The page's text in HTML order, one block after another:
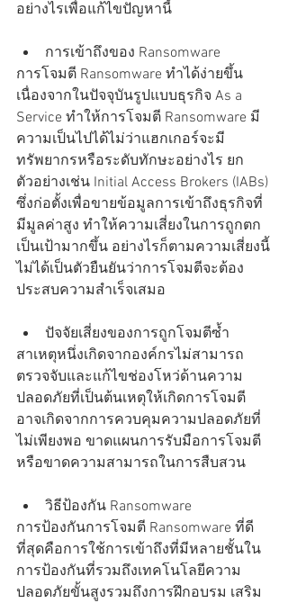
อย่างไรเพื่อแก้ไขปัญหานี้
การเข้าถึงของ Ransomware
การโจมตี Ransomware ทำได้ง่ายขึ้น
เนื่องจากในปัจจุบันรูปแบบธุรกิจ As a
Service ทำให้การโจมตี Ransomware มี
ความเป็นไปได้ไม่ว่าแฮกเกอร์จะมี
ทรัพยากรหรือระดับทักษะอย่างไร ยก
ตัวอย่างเช่น Initial Access Brokers (IABs)
ซึ่งก่อตั้งเพื่อขายข้อมูลการเข้าถึงธุรกิจที่
มีมูลค่าสูง ทำให้ความเสี่ยงในการถูกตก
เป็นเป้ามากขึ้น อย่างไรก็ตามความเสี่ยงนี้
ไม่ได้เป็นตัวยืนยันว่าการโจมตีจะต้อง
ประสบความสำเร็จเสมอ
ปัจจัยเสี่ยงของการถูกโจมตีซ้ำ
สาเหตุหนึ่งเกิดจากองค์กรไม่สามารถ
ตรวจจับและแก้ไขช่องโหว่ด้านความ
ปลอดภัยที่เป็นต้นเหตุให้เกิดการโจมตี
อาจเกิดจากการควบคุมความปลอดภัยที่
ไม่เพียงพอ ขาดแผนการรับมือการโจมตี
หรือขาดความสามารถในการสืบสวน
วิธีป้องกัน Ransomware
การป้องกันการโจมตี Ransomware ที่ดี
ที่สุดคือการใช้การเข้าถึงที่มีหลายชั้นใน
การป้องกันที่รวมถึงเทคโนโลยีความ
ปลอดภัยขั้นสูงรวมถึงการฝึกอบรม เสริม